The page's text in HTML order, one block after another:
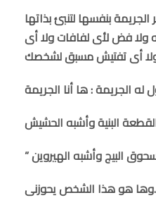
بنفسها لتنبئ بذاتها
ولا فض لأى لفافات ولا أى
وها هو هذا الشخص يحوزنى.